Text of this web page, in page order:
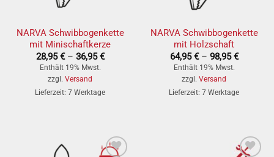
NARVA Schwibbogenkette
mit Minischaftkerze
28,95€ – 36,95€Preisspanne:
Enthält 19% Mwst.
zzgl. Versand
Lieferzeit: 7 Werktage
NARVA Schwibbogenkette
mit Holzschaft
64,95€ – 98,95€
Enthält 19% Mwst.
zzgl. Versand
Lieferzeit: 7 Werktage